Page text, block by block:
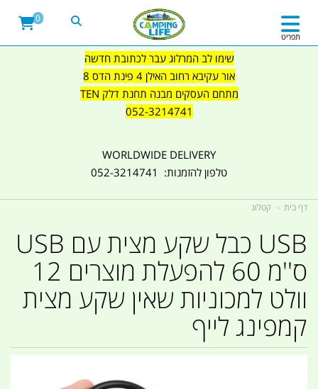
שימו לב המרלוג עבר לכתובת חדשה
אור עקיבא רחוב האילן 4 פינת הדס 8
מתחם העסקים מבנה תחנת דלק TEN
052-3214741
WORLDWIDE DELIVERY
טלפון להזמנות: 052-3214741
תפריט
0
דף בית קטלוג
USB כבל שקע מצית עם USB
ס''מ 60 להפעלת מוצרים 12
וולט למכוניות שאין שקע מצית
קמפינג לייף